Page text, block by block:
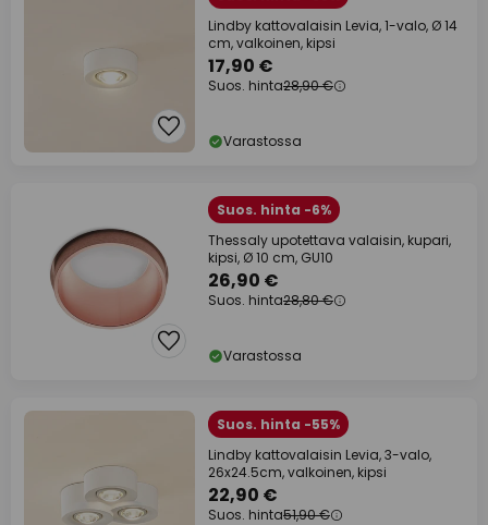
Lindby kattovalaisin Levia, 1-valo, Ø 14
cm, valkoinen, kipsi
17,90 €
Suos. hinta28,90 €
Varastossa
Suos. hinta -6%
Thessaly upotettava valaisin, kupari,
kipsi, Ø 10 cm, GU10
26,90 €
Suos. hinta28,80 €
Varastossa
Suos. hinta -55%
Lindby kattovalaisin Levia, 3-valo,
26x24.5cm, valkoinen, kipsi
22,90 €
Suos. hinta51,90 €